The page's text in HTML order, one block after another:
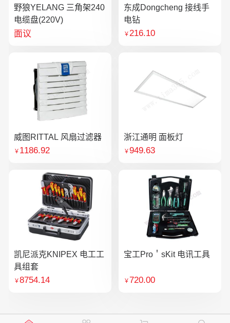
野狼YELANG 三角架240
电缆盘(220V)
面议
东成Dongcheng 接线手
电钻
￥216.10
威图RITTAL 风扇过滤器
￥ 1186.92
浙江通明 面板灯
￥949.63
凯尼派克KNIPEX 电工工
具组套
￥8754.14
宝工Pro＇sKit 电讯工具
￥720.00